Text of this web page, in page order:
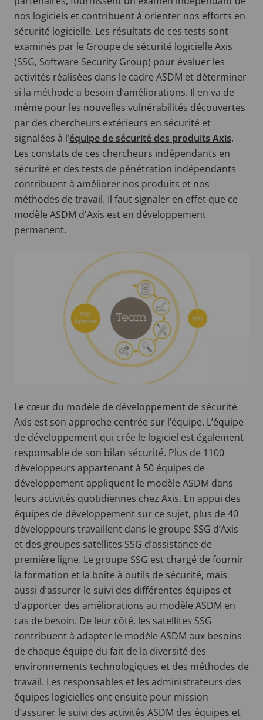
nos logiciels et contribuent à orienter nos efforts en
sécurité logicielle. Les résultats de ces tests sont
examinés par le Groupe de sécurité logicielle Axis
(SSG, Software Security Group) pour évaluer les
activités réalisées dans le cadre ASDM et déterminer
si la méthode a besoin d’améliorations. Il en va de
même pour les nouvelles vulnérabilités découvertes
par des chercheurs extérieurs en sécurité et
signalées à l’équipe de sécurité des produits Axis.
Les constats de ces chercheurs indépendants en
sécurité et des tests de pénétration indépendants
contribuent à améliorer nos produits et nos
méthodes de travail. Il faut signaler en effet que ce
modèle ASDM d'Axis est en développement
permanent.
Le cœur du modèle de développement de sécurité
Axis est son approche centrée sur l’équipe. L’équipe
de développement qui crée le logiciel est également
responsable de son bilan sécurité. Plus de 1100
développeurs appartenant à 50 équipes de
développement appliquent le modèle ASDM dans
leurs activités quotidiennes chez Axis. En appui des
équipes de développement sur ce sujet, plus de 40
développeurs travaillent dans le groupe SSG d’Axis
et des groupes satellites SSG d’assistance de
première ligne. Le groupe SSG est chargé de fournir
la formation et la boîte à outils de sécurité, mais
aussi d’assurer le suivi des différentes équipes et
d’apporter des améliorations au modèle ASDM en
cas de besoin. De leur côté, les satellites SSG
contribuent à adapter le modèle ASDM aux besoins
de chaque équipe du fait de la diversité des
environnements technologiques et des méthodes de
travail. Les responsables et les administrateurs des
équipes logicielles ont ensuite pour mission
d’assurer le suivi des activités ASDM des équipes et